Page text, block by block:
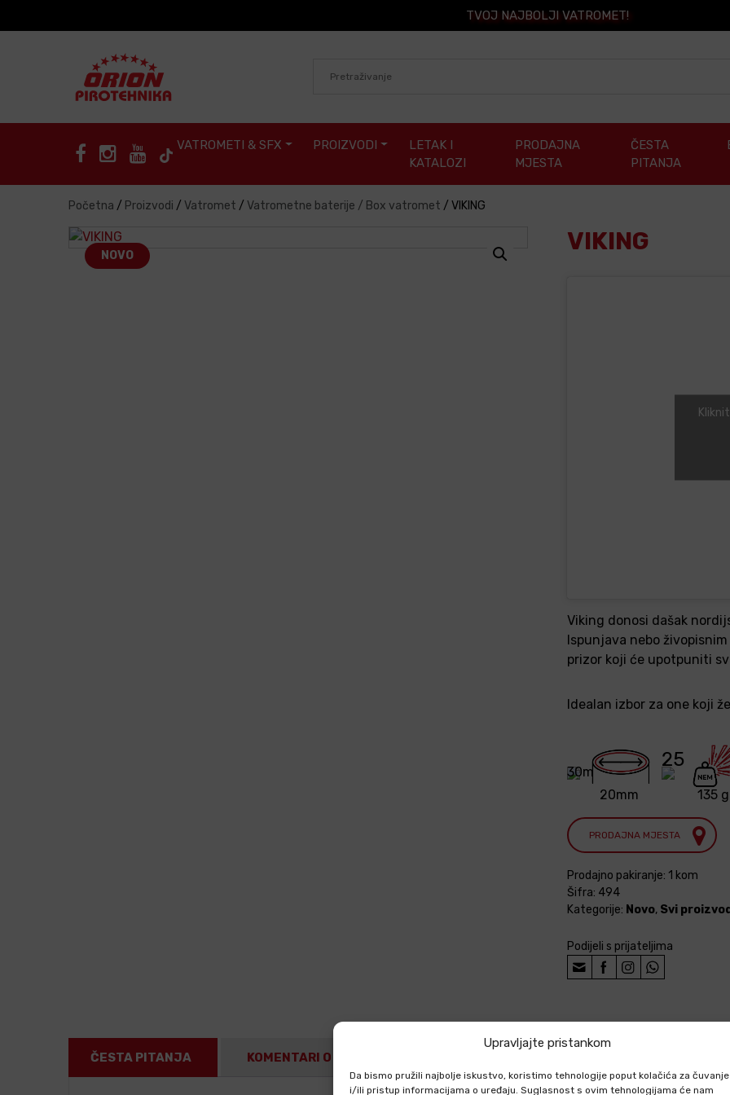
Upravljajte pristankom
Da bismo pružili najbolje iskustvo, koristimo tehnologije poput kolačića za čuvanje
i/ili pristup informacijama o uređaju. Suglasnost s ovim tehnologijama će nam
TVOJ NAJBOLJI VATROMET!
VATROMETI & SFX PROIZVODI
LETAK I
KATALOZI
PRODAJNA
MJESTA
ČESTA
PITANJA
Početna / Proizvodi / Vatromet / Vatrometne baterije / Box vatromet / VIKING
NOVO VIKING
Viking donosi dašak
Ispunjava nebo
prizor koji će upotpuniti
Idealan izbor za one koji
30m
20mm
25
135 g
PRODAJNA MJESTA
Prodajno pakiranje: 1 kom
Šifra: 494
Kategorije: Novo, Svi
Podijeli s prijateljima
ČESTA PITANJA KOMENTARI O PROIZVODU